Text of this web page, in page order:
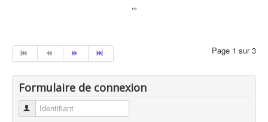
Page 1 sur 3
Formulaire de connexion
Identifiant